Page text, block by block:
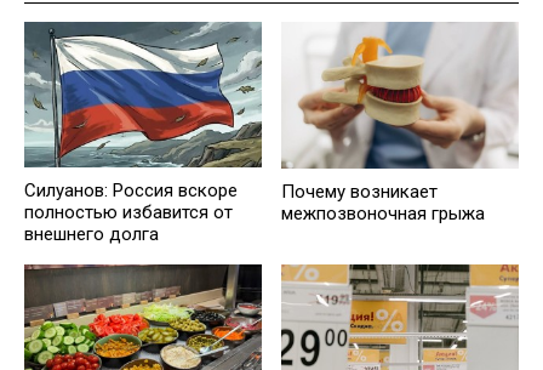
Силуанов: Россия вскоре
полностью избавится от
внешнего долга
Почему возникает
межпозвоночная грыжа